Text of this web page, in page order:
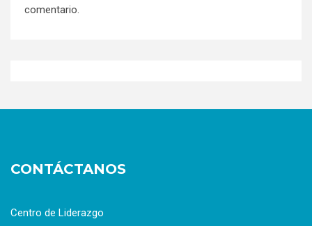
comentario.
CONTÁCTANOS
Centro de Liderazgo